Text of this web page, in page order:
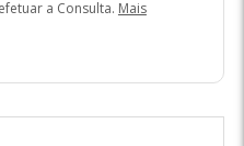
a Consulta. Mais